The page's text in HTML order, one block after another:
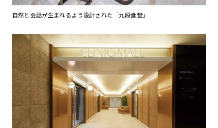
自然と会話が生まれるよう設計された「九段食堂」